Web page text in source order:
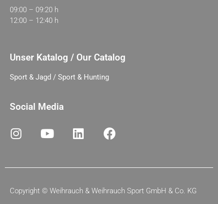
09:00 – 09:20 h
12:00 – 12:40 h
Unser Katalog / Our Catalog
Sport & Jagd / Sport & Hunting
Social Media
Copyright © Weihrauch & Weihrauch Sport GmbH & Co. KG